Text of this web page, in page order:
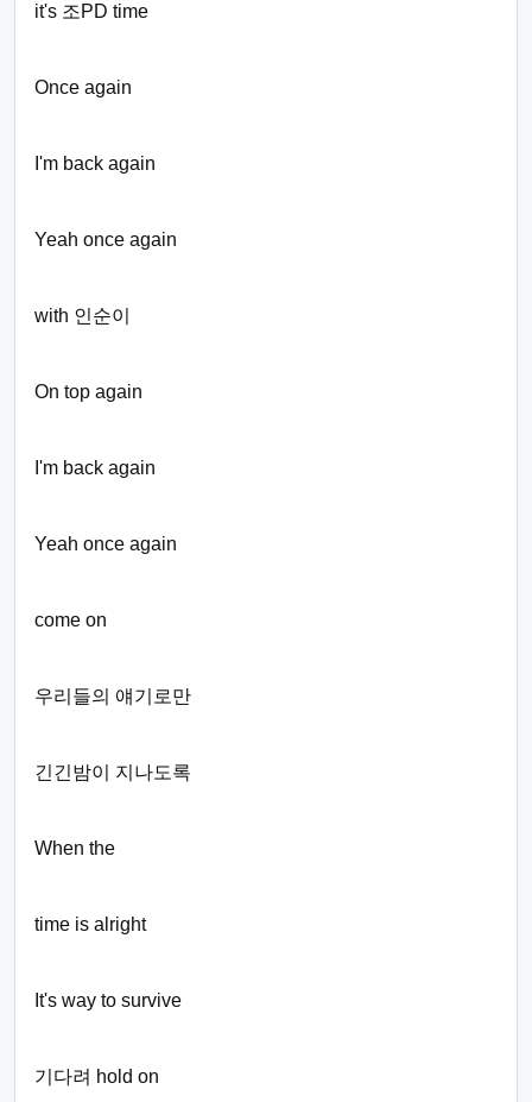
it's 조PD time
Once again
I'm back again
Yeah once again
with 인순이
On top again
I'm back again
Yeah once again
come on
우리들의 얘기로만
긴긴밤이 지나도록
When the
time is alright
It's way to survive
기다려 hold on